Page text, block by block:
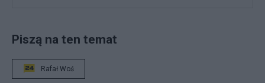
Piszą na ten temat
Rafał Woś